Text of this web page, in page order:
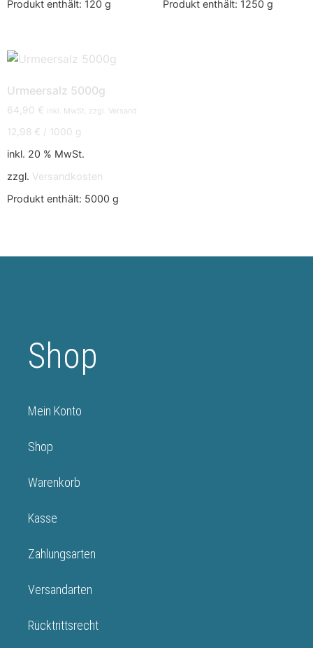
Produkt enthält: 120 g
Produkt enthält: 1250 g
Urmeersalz 5000g
64,90 € inkl. MwSt. zzgl. Versand
12,98 € / 1000 g
inkl. 20 % MwSt.
zzgl. Versandkosten
Produkt enthält: 5000 g
Shop
Mein Konto
Shop
Warenkorb
Kasse
Zahlungsarten
Versandarten
Rücktrittsrecht